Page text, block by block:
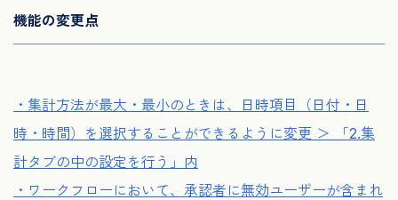
機能の変更点
・集計方法が最大・最小のときは、日時項目（日付・日
時・時間） を選択することができるように変更 ＞ 「2.集
計タブの中の設定を行う」内
・ワークフローにおいて、 承認者に無効ユーザーが含まれ